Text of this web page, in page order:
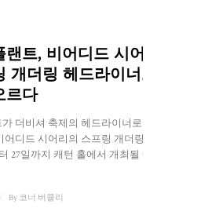
트, 비어디드 시어리
개더링 헤드라이너로
르다
더비셔 축제의 헤드라이너로 발표
디드 시어리의 스프링 개더링 축제
27일까지 캐턴 홀에서 개최될 예정입
By 코너 버클리